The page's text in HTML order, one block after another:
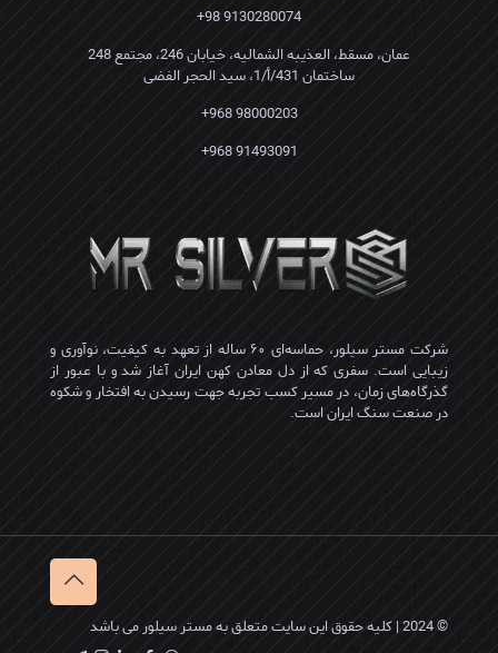
9130280074 98+
عمان، مسقط، العذیبه الشمالیه، خیابان 246، مجتمع 248
ساختمان 431/أ/1، سید الحجر الفضی
98000203 968+
91493091 968+
شرکت مستر سیلور، حماسه‌ای ۶۰ ساله از تعهد به کیفیت، نوآوری و
زیبایی است. سفری که از دل معادن کهن ایران آغاز شد و با عبور از
گذرگاه‌های زمان، در مسیر کسب تجربه جهت رسیدن به افتخار و شکوه
در صنعت سنگ ایران است.
© 2024 | کلیه حقوق این سایت متعلق به مستر سیلور می باشد